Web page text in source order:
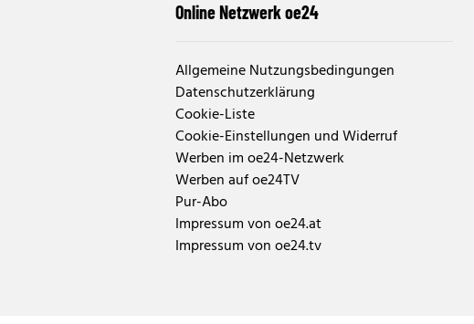
Online Netzwerk oe24
Allgemeine Nutzungsbedingungen
Datenschutzerklärung
Cookie-Liste
Cookie-Einstellungen und Widerruf
Werben im oe24-Netzwerk
Werben auf oe24TV
Pur-Abo
Impressum von oe24.at
Impressum von oe24.tv